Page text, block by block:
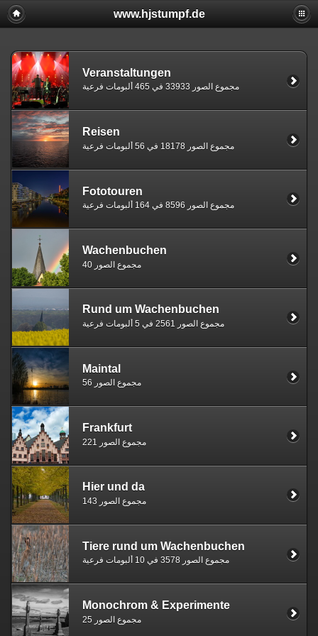
www.hjstumpf.de
Veranstaltungen
مجموع الصور 33933 في 465 ألبومات فرعية
Reisen
مجموع الصور 18178 في 56 ألبومات فرعية
Fototouren
مجموع الصور 8596 في 164 ألبومات فرعية
Wachenbuchen
مجموع الصور 40
Rund um Wachenbuchen
مجموع الصور 2561 في 5 ألبومات فرعية
Maintal
مجموع الصور 56
Frankfurt
مجموع الصور 221
Hier und da
مجموع الصور 143
Tiere rund um Wachenbuchen
مجموع الصور 3578 في 10 ألبومات فرعية
Monochrom & Experimente
مجموع الصور 25